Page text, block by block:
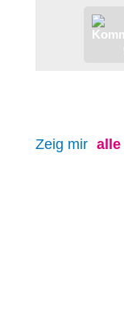
Zeig mir alle